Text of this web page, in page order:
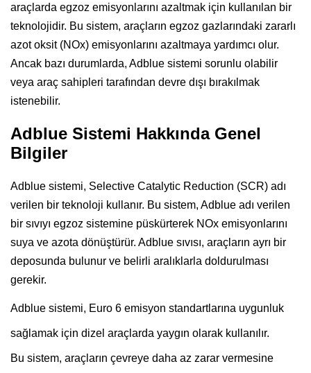
araçlarda egzoz emisyonlarını azaltmak için kullanılan bir
teknolojidir. Bu sistem, araçların egzoz gazlarındaki zararlı
azot oksit (NOx) emisyonlarını azaltmaya yardımcı olur.
Ancak bazı durumlarda, Adblue sistemi sorunlu olabilir
veya araç sahipleri tarafından devre dışı bırakılmak
istenebilir.
Adblue Sistemi Hakkında Genel
Bilgiler
Adblue sistemi, Selective Catalytic Reduction (SCR) adı
verilen bir teknoloji kullanır. Bu sistem, Adblue adı verilen
bir sıvıyı egzoz sistemine püskürterek NOx emisyonlarını
suya ve azota dönüştürür. Adblue sıvısı, araçların ayrı bir
deposunda bulunur ve belirli aralıklarla doldurulması
gerekir.
Adblue sistemi, Euro 6 emisyon standartlarına uygunluk
sağlamak için dizel araçlarda yaygın olarak kullanılır.
Bu sistem, araçların çevreye daha az zarar vermesine